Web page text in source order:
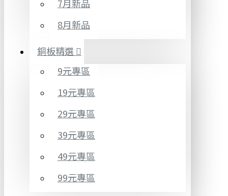
7月新品
8月新品
銅板精選
9元專區
19元專區
29元專區
39元專區
49元專區
99元專區